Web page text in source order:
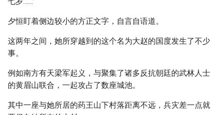
夕恒盯着侧边较小的方正文字，自言自语道。
这两年之间，她所穿越到的这个名为大赵的国度发生了不少
事。
例如南方有天梁军起义，与聚集了诸多反抗朝廷的武林人士
的黄眉山联合，一起攻占了数座城池。
其中一座与她所居的药王山下村落距离不远，兵灾差一点就